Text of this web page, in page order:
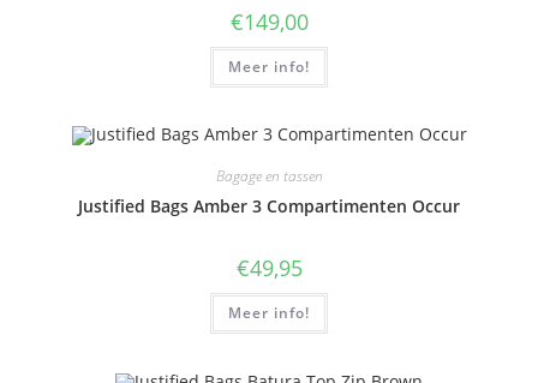
€149,00
Meer info!
Bagage en tassen
Justified Bags Amber 3 Compartimenten Occur
€49,95
Meer info!